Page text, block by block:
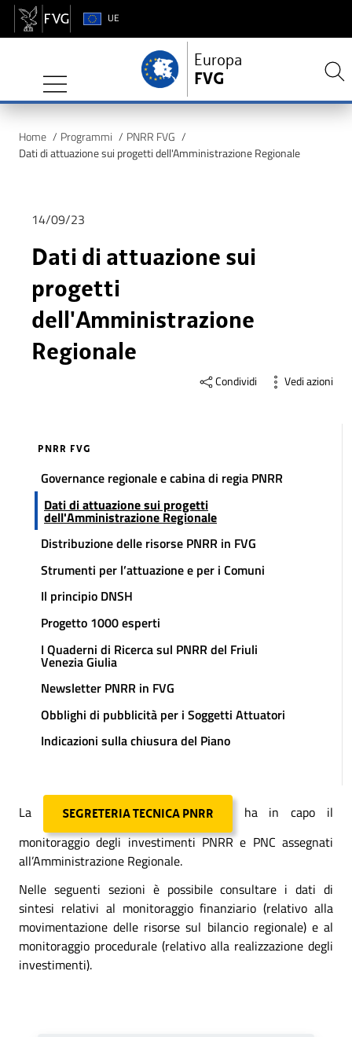
UE
Europa
FVG
Europa FVG
Contenuti del sito
Home / Programmi / PNRR FVG /
Dati di attuazione sui progetti dell'Amministrazione Regionale
14/09/23
Dati di attuazione sui
progetti
dell'Amministrazione
Regionale
Condividi Vedi azioni
PNRR FVG
Governance regionale e cabina di regia PNRR
Dati di attuazione sui progetti
dell'Amministrazione Regionale
Distribuzione delle risorse PNRR in FVG
Strumenti per l’attuazione e per i Comuni
Il principio DNSH
Progetto 1000 esperti
I Quaderni di Ricerca sul PNRR del Friuli
Venezia Giulia
Newsletter PNRR in FVG
Obblighi di pubblicità per i Soggetti Attuatori
Indicazioni sulla chiusura del Piano
La SEGRETERIA TECNICA PNRR
ha in capo il
monitoraggio degli investimenti PNRR e PNC assegnati
all’Amministrazione Regionale.
Nelle seguenti sezioni è possibile consultare i dati di
sintesi relativi al monitoraggio finanziario (relativo alla
movimentazione delle risorse sul bilancio regionale) e al
monitoraggio procedurale (relativo alla realizzazione degli
investimenti).